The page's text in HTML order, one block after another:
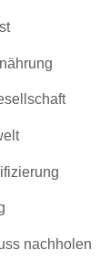
nachholen